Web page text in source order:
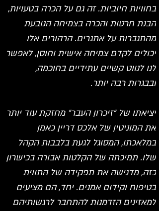
בחוויות חיוביות. זה גם על הכרה בטעויות,
הבנת חרטות והכרה בצמיחה הנובעת
מהתגברות על אתגרים. הרהורים אלו
יכולים לקדם צמיחה אישית וחוסן, לאפשר
לנו לנווט קשיים עתידיים בחוכמה,
ובבגרות רבה יותר.
יציאתו של "זיכרון העבר" מחזקת עוד יותר
את המוניטין של אלכס דריין כאמן
במלאכתו, המסוגל לגעת בלבבות הקהל
שלו. תמיכתה של הקלטות אבורה בכישרון
כזה, מדגישה את תפקידה של התווית
בטיפוח וקידום אמנים. יחד, הם מציעים
למאזינים הזדמנות להתחבר לרגשותיהם